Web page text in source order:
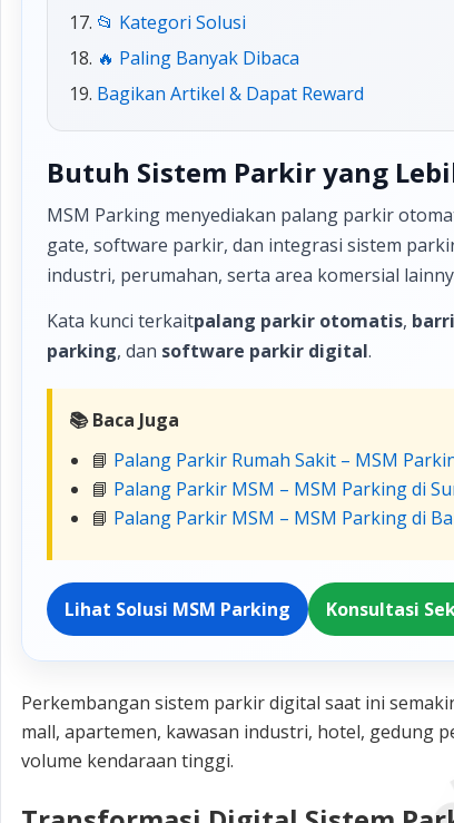
📂 Kategori Solusi
🔥 Paling Banyak Dibaca
Bagikan Artikel & Dapat Reward
Butuh Sistem Parkir yang
MSM Parking menyediakan palang parkir
gate, software parkir, dan integrasi sistem
industri, perumahan, serta area komersial
Kata kunci terkaitpalang parkir otomatis,
parking, dan software parkir digital.
📚 Baca Juga
📘 Palang Parkir Rumah Sakit – MSM
📘 Palang Parkir MSM – MSM Parking di
📘 Palang Parkir MSM – MSM Parking di
Lihat Solusi MSM Parking Konsultasi
Perkembangan sistem parkir digital saat ini
mall, apartemen, kawasan industri, hotel, gedung
volume kendaraan tinggi.